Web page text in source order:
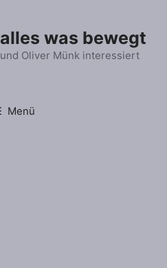
alles was bewegt
und Oliver Münk interessiert
Menü